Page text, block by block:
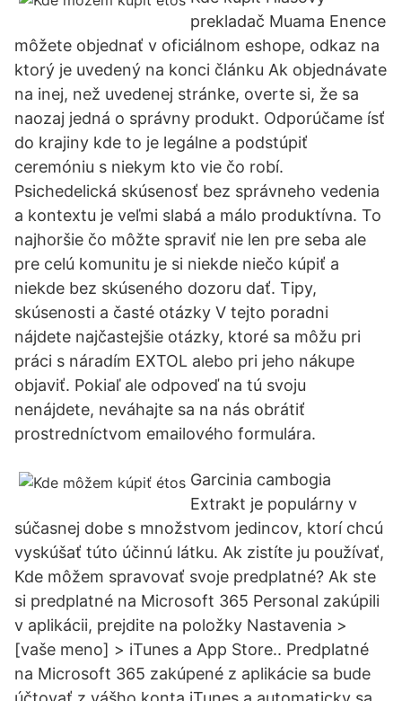
prekladač Muama Enence
môžete objednať v oficiálnom eshope, odkaz na
ktorý je uvedený na konci článku Ak objednávate
na inej, než uvedenej stránke, overte si, že sa
naozaj jedná o správny produkt. Odporúčame ísť
do krajiny kde to je legálne a podstúpiť
ceremóniu s niekym kto vie čo robí.
Psichedelická skúsenosť bez správneho vedenia
a kontextu je veľmi slabá a málo produktívna. To
najhoršie čo môžte spraviť nie len pre seba ale
pre celú komunitu je si niekde niečo kúpiť a
niekde bez skúseného dozoru dať. Tipy,
skúsenosti a časté otázky V tejto poradni
nájdete najčastejšie otázky, ktoré sa môžu pri
práci s náradím EXTOL alebo pri jeho nákupe
objaviť. Pokiaľ ale odpoveď na tú svoju
nenájdete, neváhajte sa na nás obrátiť
prostredníctvom emailového formulára.
Garcinia cambogia
Extrakt je populárny v
súčasnej dobe s množstvom jedincov, ktorí chcú
vyskúšať túto účinnú látku. Ak zistíte ju používať,
Kde môžem spravovať svoje predplatné? Ak ste
si predplatné na Microsoft 365 Personal zakúpili
v aplikácii, prejdite na položky Nastavenia >
[vaše meno] > iTunes a App Store.. Predplatné
na Microsoft 365 zakúpené z aplikácie sa bude